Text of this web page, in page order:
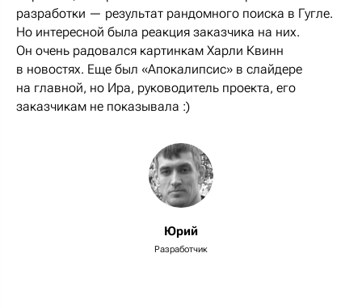
разработки — результат рандомного поиска в Гугле.
Но интересной была реакция заказчика на них.
Он очень радовался картинкам Харли Квинн
в новостях. Еще был «Апокалипсис» в слайдере
на главной, но Ира, руководитель проекта, его
заказчикам не показывала :)
Юрий
Разработчик